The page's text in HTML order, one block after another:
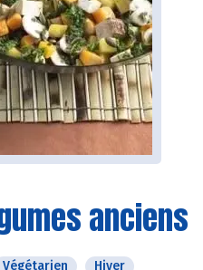
anciens
Végétarien Hiver